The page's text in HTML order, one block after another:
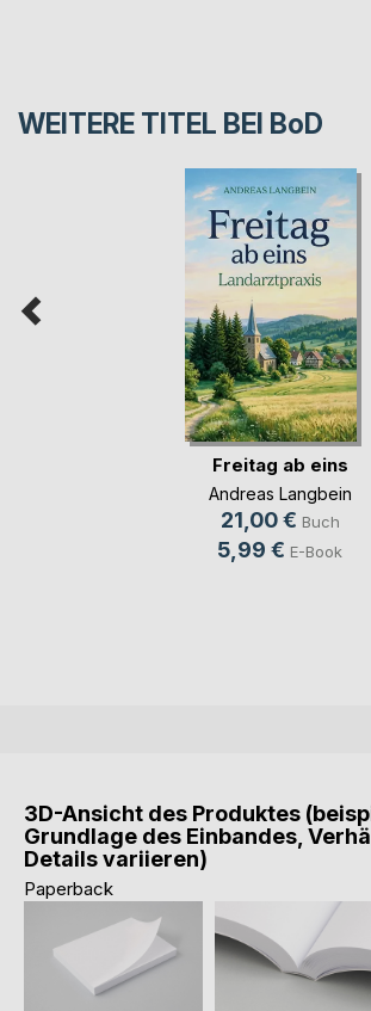
WEITERE TITEL BEI BoD
Freitag ab eins
Andreas Langbein
21,00 € Buch
5,99 € E-Book
3D-Ansicht des Produktes
Grundlage des Einbandes,
Details variieren)
Paperback